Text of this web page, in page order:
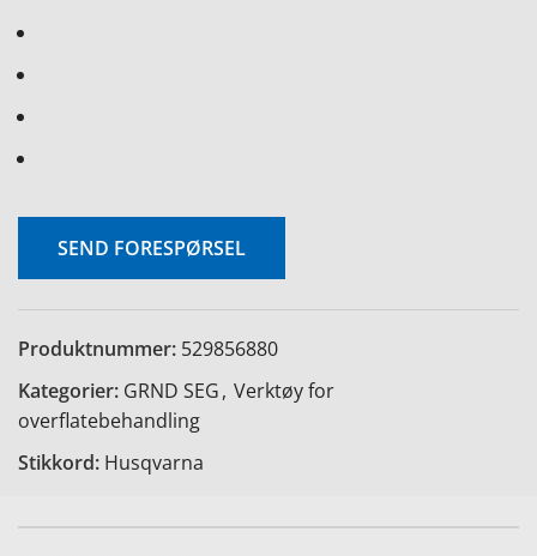
SEND FORESPØRSEL
Produktnummer: 529856880
Kategorier: GRND SEG, Verktøy for
overflatebehandling
Stikkord: Husqvarna